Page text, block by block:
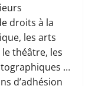
droits à la
les arts
théâtre, les
…
d’adhésion